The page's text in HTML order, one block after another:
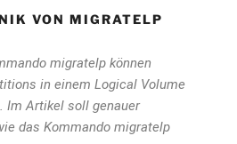
VON MIGRATELP
migratelp können
in einem Logical Volume
Im Artikel soll genauer
das Kommando migratelp